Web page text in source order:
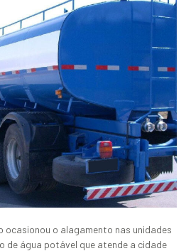
ocasionou o alagamento nas unidades
água potável que atende a cidade